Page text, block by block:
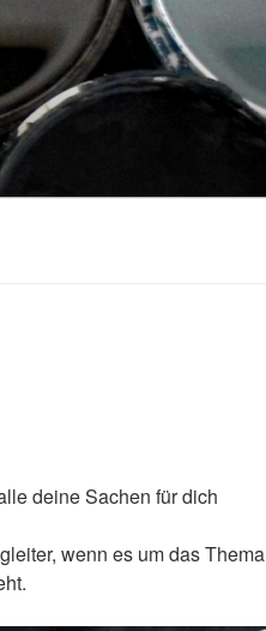
deine Sachen für dich
wenn es um das Thema